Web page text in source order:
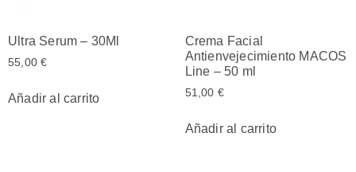
Ultra Serum – 30Ml
55,00€
Añadir al carrito
Crema Facial
Antienvejecimiento MACOS
Line – 50 ml
51,00 €
Añadir al carrito